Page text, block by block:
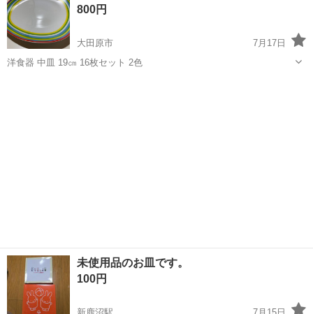
800円
大田原市
7月17日
洋食器 中皿 19㎝ 16枚セット 2色
未使用品のお皿です。
100円